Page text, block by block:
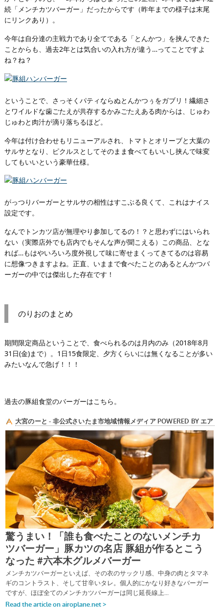
続「メンチカツバーガー」だったからです（昨年までの様子は末尾
にリンクあり）。
今年は自分達の主戦力であり全てである「とんかつ」を挟んできた
ことからも、過去2年とは気合いの入れ方が違う…ってことですよ
ね？ね？
ということで、さっそくパティならぬとんかつぅをガブリ！繊細さ
とワイルドな歯ごたえが共存するかみごたえある肉からは、じゅわ
じゅわと肉汁が滴り落ちるほど。
今年は付け合わせもリニューアルされ、トマトとオリーブと大葉の
サルサとなり、ピクルスとしてそのまま食べてもいいし挟んで味変
してもいいという豪華仕様。
がっつりバーガーとサルサの相性はすこぶる良くて、これはナイス
設定です。
なんでトンカツ店が無理やり参加してるの！？と思わずにはいられ
ない（実際店外でも店内でもそんな声が聞こえる）この商品、とな
れば…もはやいろいろ度外視して味に寄せまくってきてるのは容易
に想像つきますよね。正直、いままで食べたことのあるとんかつバ
ーガーの中では傑出した存在です！
のりおのまとめ
期間限定商品ということで、食べられるのは月内のみ（2018年8月
31日(金)まで）。1日15食限定、夕方くらいには無くなることが多い
みたいなんで急げ！！！
過去の豚組食堂のバーガーはこちら。